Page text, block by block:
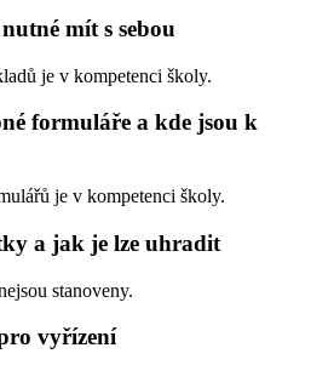
mít s sebou
je v kompetenci školy.
formuláře a kde jsou k
je v kompetenci školy.
a jak je lze uhradit
stanoveny.
vyřízení